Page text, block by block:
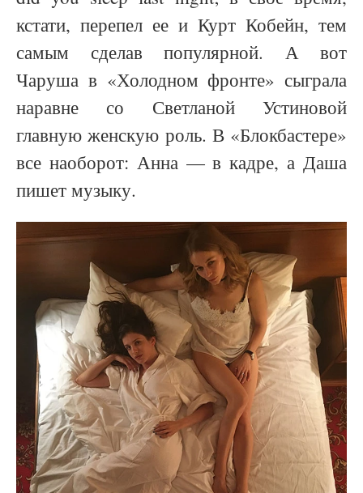
кстати, перепел ее и Курт Кобейн, тем
самым сделав популярной. А вот
Чаруша в «Холодном фронте» сыграла
наравне со Светланой Устиновой
главную женскую роль. В «Блокбастере»
все наоборот: Анна — в кадре, а Даша
пишет музыку.